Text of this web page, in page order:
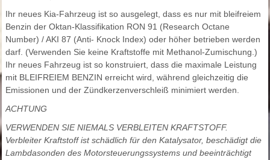
Ihr neues Kia-Fahrzeug ist so ausgelegt, dass es nur mit bleifreiem
Benzin der Oktan-Klassifikation RON 91 (Research Octane
Number) / AKI 87 (Anti- Knock Index) oder höher betrieben werden
darf. (Verwenden Sie keine Kraftstoffe mit Methanol-Zumischung.)
Ihr neues Fahrzeug ist so konstruiert, dass die maximale Leistung
mit BLEIFREIEM BENZIN erreicht wird, während gleichzeitig die
Emissionen und der Zündkerzenverschleiß minimiert werden.
ACHTUNG
VERWENDEN SIE NIEMALS VERBLEITEN KRAFTSTOFF.
Verbleiter Kraftstoff ist schädlich für den Katalysator, beschädigt die
Lambdasonden des Motorsteuerungssystems und beeinträchtigt